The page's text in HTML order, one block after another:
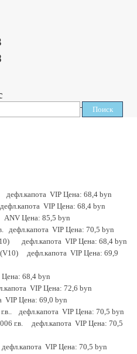
Поиск
Поиск
дефл.капота VIP Цена: 68,4 byn
VIP Цена: 68,4 byn
ANV Цена: 85,5 byn
дефл.капота VIP Цена: 70,5 byn
дефл.капота VIP Цена: 68,4 byn
дефл.капота VIP Цена: 69,9
68,4 byn
VIP Цена: 72,6 byn
VIP Цена: 69,0 byn
дефл.капота VIP Цена: 70,5 byn
г.в. дефл.капота VIP Цена: 70,5
VIP Цена: 70,5 byn